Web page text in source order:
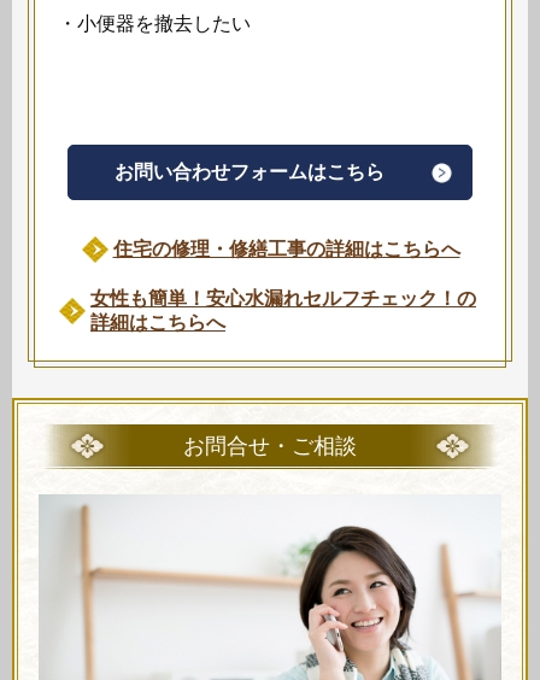
・小便器を撤去したい
お問い合わせフォームはこちら
住宅の修理・修繕工事の詳細はこちらへ
女性も簡単！安心水漏れセルフチェック！の
詳細はこちらへ
お問合せ・ご相談